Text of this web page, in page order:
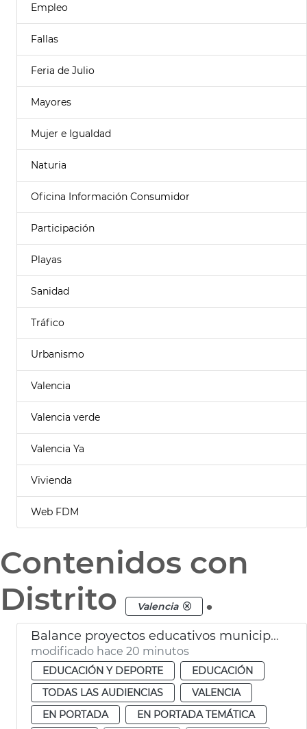
Empleo
Fallas
Feria de Julio
Mayores
Mujer e Igualdad
Naturia
Oficina Información Consumidor
Participación
Playas
Sanidad
Tráfico
Urbanismo
Valencia
Valencia verde
Valencia Ya
Vivienda
Web FDM
Contenidos con
Distrito
Valencia .
Balance proyectos educativos municipales València
modificado hace 20 minutos
EDUCACIÓN Y DEPORTE
EDUCACIÓN
TODAS LAS AUDIENCIAS
VALENCIA
EN PORTADA
EN PORTADA TEMÁTICA